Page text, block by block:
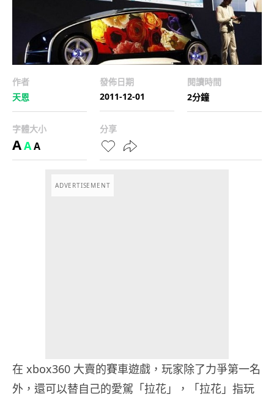
作者
天恩
發佈日期
2011-12-01
閱讀時間
2分鐘
字體大小
AAA
分享
ADVERTISEMENT
在 xbox360 大賣的賽車遊戲，玩家除了力爭第一名
外，還可以替自己的愛駕「拉花」，「拉花」指玩